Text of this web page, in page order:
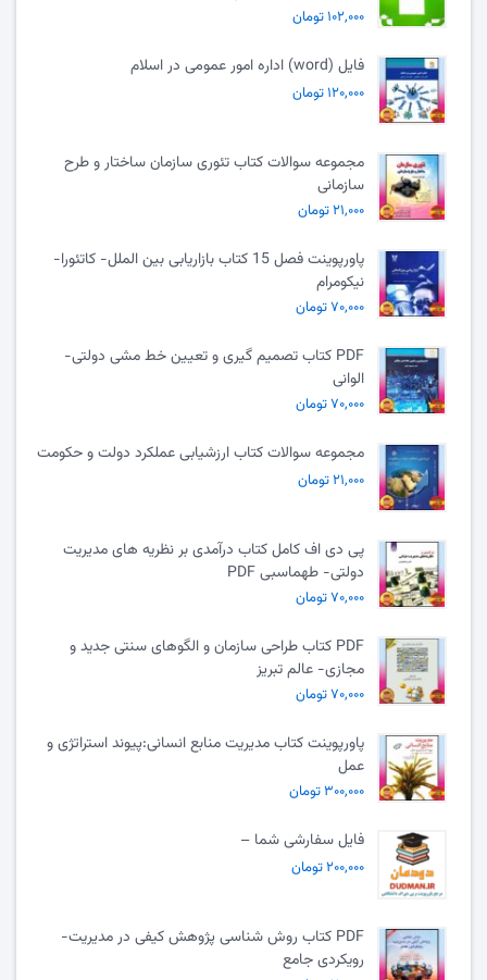
۱۰۲,۰۰۰ تومان
فایل (word) اداره امور عمومی در اسلام
۱۲۰,۰۰۰ تومان
مجموعه سوالات کتاب تئوری سازمان ساختار و طرح
سازمانی
۲۱,۰۰۰ تومان
پاورپوینت فصل 15 کتاب بازاریابی بین الملل- کاتئورا-
نیکومرام
۷۰,۰۰۰ تومان
PDF کتاب تصمیم گیری و تعیین خط مشی دولتی-
الوانی
۷۰,۰۰۰ تومان
مجموعه سوالات کتاب ارزشیابی عملکرد دولت و حکومت
۲۱,۰۰۰ تومان
پی دی اف کامل کتاب درآمدی بر نظریه های مدیریت
دولتی- طهماسبی PDF
۷۰,۰۰۰ تومان
PDF کتاب طراحی سازمان و الگوهای سنتی جدید و
مجازی- عالم تبریز
۷۰,۰۰۰ تومان
پاورپوینت کتاب مدیریت منابع انسانی:پیوند استراتژی و
عمل
۳۰۰,۰۰۰ تومان
فایل سفارشی شما –
۲۰۰,۰۰۰ تومان
PDF کتاب روش شناسی پژوهش کیفی در مدیریت-
رویکردی جامع